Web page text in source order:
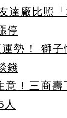
達廠比照「
停
勢！ 獅子
錢
意！三商壽
人